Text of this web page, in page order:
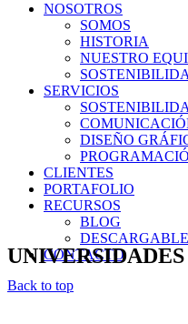
NOSOTROS
SOMOS
HISTORIA
NUESTRO
SERVICIOS
DISEÑO
CLIENTES
PORTAFOLIO
RECURSOS
BLOG
CONTACTO
Back to top